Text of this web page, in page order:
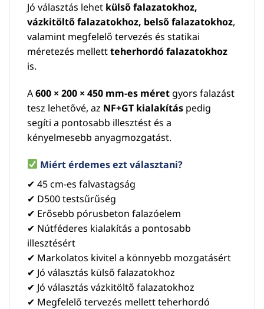
Jó választás lehet külső falazatokhoz,
vázkitöltő falazatokhoz, belső falazatokhoz,
valamint megfelelő tervezés és statikai
méretezés mellettteherhordó falazatokhoz
is.
A600 × 200 × 450 mm-es méret gyors falazást
tesz lehetővé, az NF+GT kialakítás pedig
segíti a pontosabb illesztést és a
kényelmesebb anyagmozgatást.
Miért érdemes ezt választani?
✔ 45 cm-es falvastagság
✔ D500 testsűrűség
✔ Erősebb pórusbeton falazóelem
✔ Nútféderes kialakítás a pontosabb
illesztésért
✔ Markolatos kivitel a könnyebb mozgatásért
✔ Jó választás külső falazatokhoz
✔ Jó választás vázkitöltő falazatokhoz
✔ Megfelelő tervezés mellett teherhordó